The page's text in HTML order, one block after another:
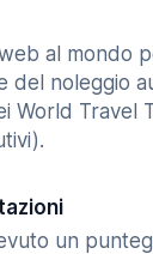
al mondo
del noleggio
World Travel
un